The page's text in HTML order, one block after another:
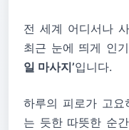
전 세계 어디서나
최근 눈에 띄게 인
일 마사지’입니다.
하루의 피로가 고
는 듯한 따뜻한 순